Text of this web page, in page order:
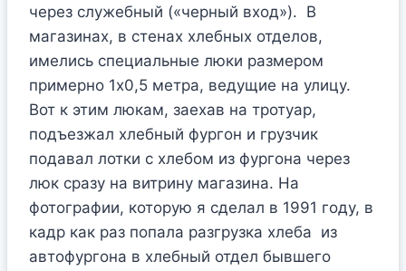
через служебный («черный вход»). В
магазинах, в стенах хлебных отделов,
имелись специальные люки размером
примерно 1х0,5 метра, ведущие на улицу.
Вот к этим люкам, заехав на тротуар,
подъезжал хлебный фургон и грузчик
подавал лотки с хлебом из фургона через
люк сразу на витрину магазина. На
фотографии, которую я сделал в 1991 году, в
кадр как раз попала разгрузка хлеба из
автофургона в хлебный отдел бывшего